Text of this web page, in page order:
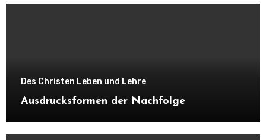
Des Christen Leben und Lehre
Ausdrucksformen der Nachfolge